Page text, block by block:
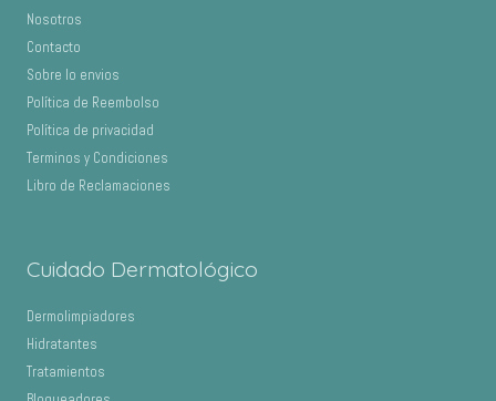
Nosotros
Contacto
Sobre lo envios
Política de Reembolso
Política de privacidad
Terminos y Condiciones
Libro de Reclamaciones
Cuidado Dermatológico
Dermolimpiadores
Hidratantes
Tratamientos